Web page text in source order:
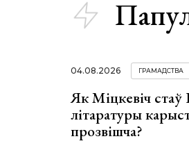
04.08.2026 ГРАМАДСТВА
Як Міцкевіч стаў
літаратуры
прозвішча?